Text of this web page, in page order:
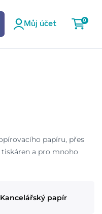
Můj účet
0
papíru, přes
tiskáren a pro mnoho
Kancelářský papír